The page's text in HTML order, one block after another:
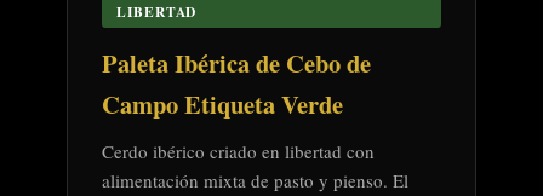
LIBERTAD
Paleta Ibérica de Cebo de
Campo Etiqueta Verde
Cerdo ibérico criado en libertad con
alimentación mixta de pasto y pienso. El